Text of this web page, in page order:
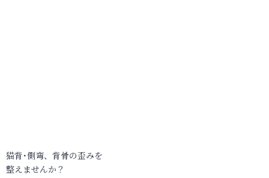
猫背･側弯、背骨の歪みを
整えませんか？